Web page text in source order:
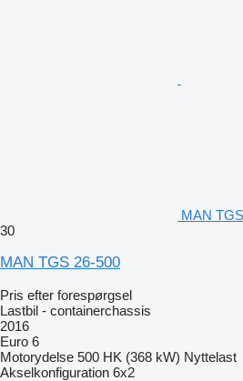
MAN
30
MAN TGS 26-500
Pris efter forespørgsel
Lastbil - containerchassis
2016
Euro 6
Motorydelse 500 HK (368 kW) Nyttelast
Akselkonfiguration 6x2